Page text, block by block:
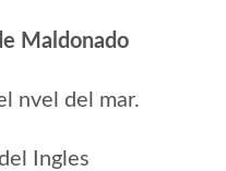
Maldonado
nvel del mar.
Ingles